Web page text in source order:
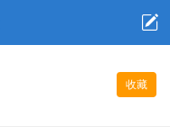
收藏